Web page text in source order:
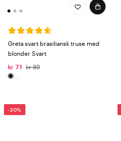
Greta svart brasiliansk truse med
blonder Svart
kr 71
kr 89
-20%